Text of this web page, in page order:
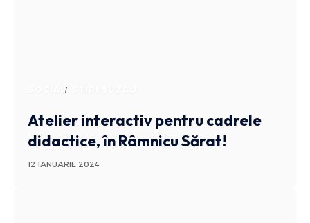
SOCIAL
Atelier interactiv pentru cadrele
didactice, în Râmnicu Sărat!
12 IANUARIE 2024